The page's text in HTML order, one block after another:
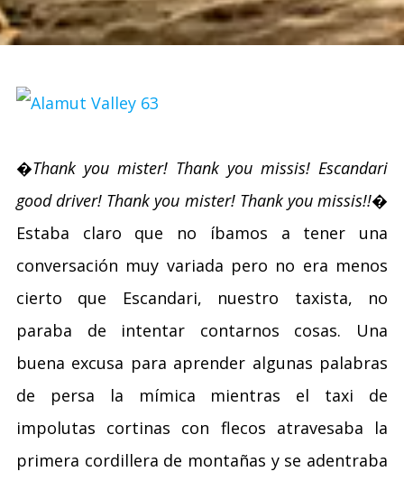
�Thank you mister! Thank you missis! Escandari
good driver! Thank you mister! Thank you missis!!�
Estaba claro que no íbamos a tener una
conversación muy variada pero no era menos
cierto que Escandari, nuestro taxista, no
paraba de intentar contarnos cosas. Una
buena excusa para aprender algunas palabras
de persa la mímica mientras el taxi de
impolutas cortinas con flecos atravesaba la
primera cordillera de montañas y se adentraba